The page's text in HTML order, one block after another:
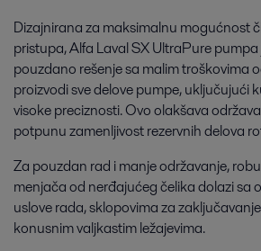
Dizajnirana za maksimalnu mogućnost
pristupa, Alfa Laval SX UltraPure
pouzdano rešenje sa malim troškovima
proizvodi sve delove pumpe, uključujući
visoke preciznosti. Ovo olakšava
potpunu zamenljivost rezervnih delova
Za pouzdan rad i manje održavanje,
menjača od nerđajućeg čelika dolazi sa
uslove rada, sklopovima za
konusnim valjkastim ležajevima.